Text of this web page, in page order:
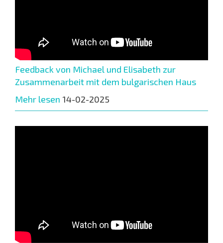
Feedback von Michael und Elisabeth zur
Zusammenarbeit mit dem bulgarischen Haus
Mehr lesen 14-02-2025